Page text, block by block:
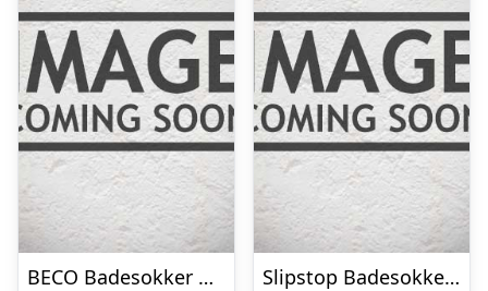
BECO Badesokker m. Skridsikker Bund – Pink
Slipstop Badesokker – Junior – Luz Junior